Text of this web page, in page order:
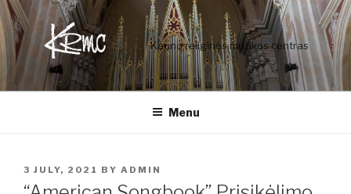
Skip
to
content
Kauno religinės muzikos centras
Menu
POSTED
ON
3 JULY, 2021 BY ADMIN